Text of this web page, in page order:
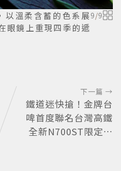
以溫柔含蓄的色系展
眼鏡上重現四季的遞
9/9
下一篇 →
鐵道迷快搶！金牌台
啤首度聯名台灣高鐵
全新N700ST限定罐